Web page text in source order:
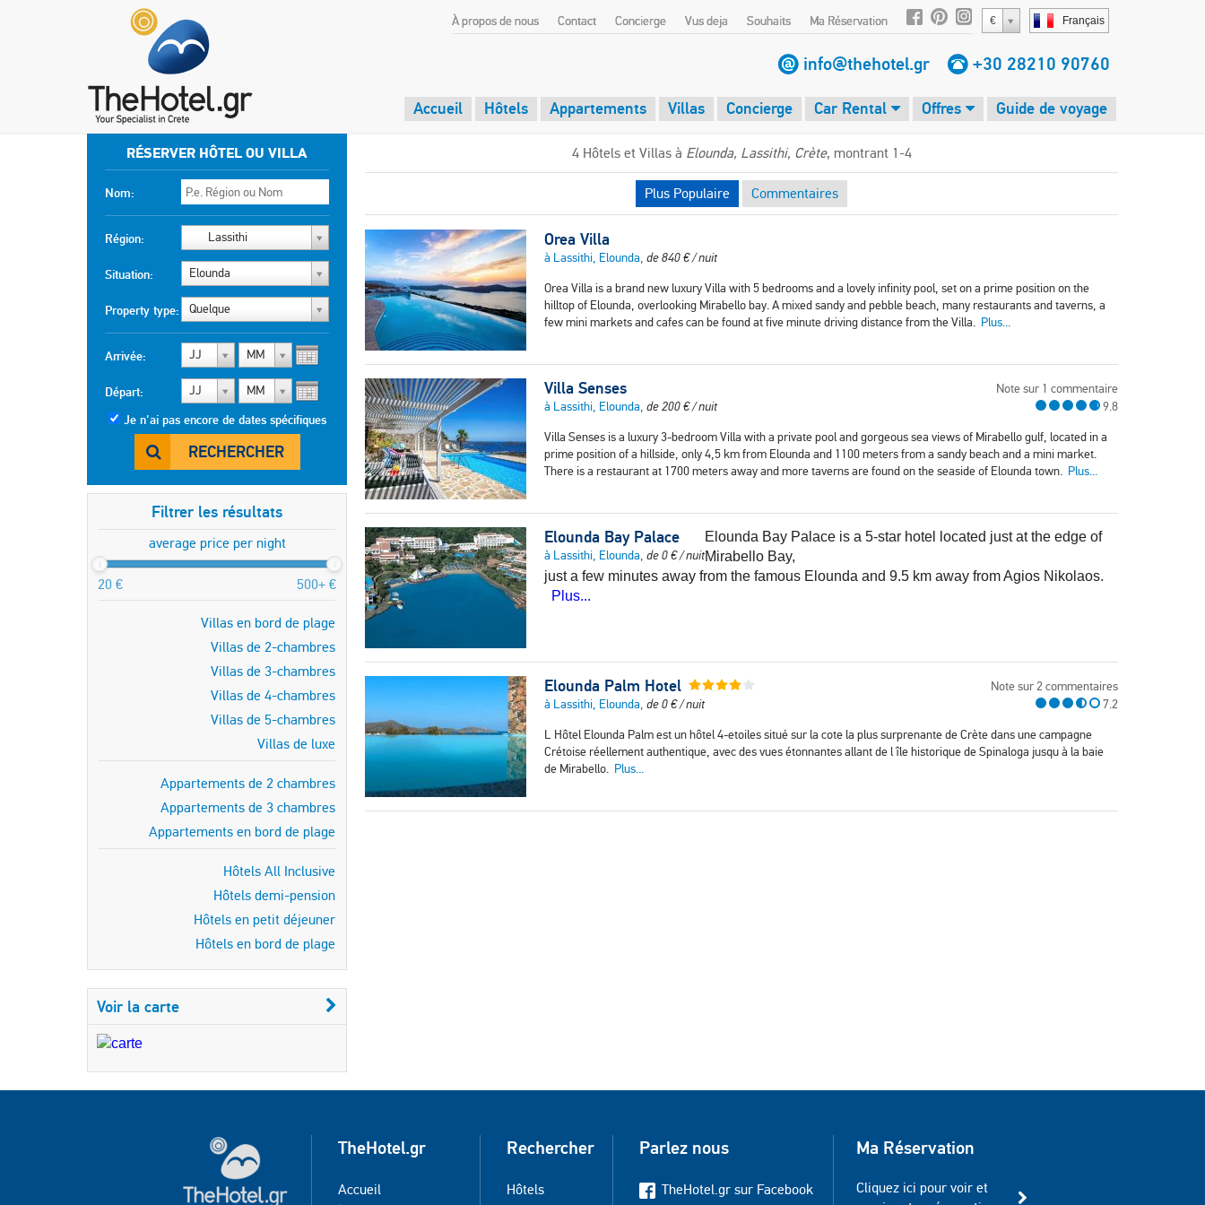
Français
€
À propos de nous Contact Concierge Vus deja Souhaits Ma Réservation
info@thehotel.gr +30 28210 90760
Accueil Hôtels Appartements Villas Concierge Car Rental Offres Guide de voyage
RÉSERVER HÔTEL OU VILLA
Nom:
Région: Lassithi
Situation: Elounda
Property type: Quelque
Arrivée: JJ MM
Départ: JJ MM
Je n'ai pas encore de dates spécifiques
RECHERCHER
Filtrer les résultats
average price per night
20 € 500+ €
Villas en bord de plage
Villas de 2-chambres
Villas de 3-chambres
Villas de 4-chambres
Villas de 5-chambres
Villas de luxe
Appartements de 2 chambres
Appartements de 3 chambres
Appartements en bord de plage
Hôtels All Inclusive
Hôtels demi-pension
Hôtels en petit déjeuner
Hôtels en bord de plage
Voir la carte
4 Hôtels et Villas à Elounda, Lassithi, Crète, montrant 1-4
Plus Populaire Commentaires
Orea Villa
à Lassithi, Elounda, de840€/ nuit
Orea Villa is a brand new luxury Villa with 5 bedrooms and a lovely infinity pool, set on a prime position on the
hilltop of Elounda, overlooking Mirabello bay. A mixed sandy and pebble beach, many restaurants and taverns, a
few mini markets and cafes can be found at five minute driving distance from the Villa. Plus...
Villa Senses
à Lassithi, Elounda, de200€/ nuit
Note sur 1 commentaire
9.8
Villa Senses is a luxury 3-bedroom Villa with a private pool and gorgeous sea views of Mirabello gulf, located in a
prime position of a hillside, only 4,5 km from Elounda and 1100 meters from a sandy beach and a mini market.
There is a restaurant at 1700 meters away and more taverns are found on the seaside of Elounda town. Plus...
Elounda Bay Palace
à Lassithi, Elounda, de0€/ nuit
Elounda Bay Palace is a 5-star hotel located just at the edge of
Mirabello Bay,
just a few minutes away from the famous Elounda and 9.5 km away from Agios Nikolaos.
Plus...
Elounda Palm Hotel
à Lassithi, Elounda, de0€/ nuit
Note sur 2 commentaires
7.2
L Hôtel Elounda Palm est un hôtel 4-etoiles situé sur la cote la plus surprenante de Crète dans une campagne
Crétoise réellement authentique, avec des vues étonnantes allant de l île historique de Spinaloga jusqu à la baie
de Mirabello. Plus...
TheHotel.gr
Accueil
Rechercher
Hôtels
Parlez nous
TheHotel.gr sur Facebook
Ma Réservation
Cliquez ici pour voir et